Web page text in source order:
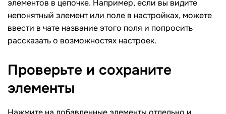
элементов в цепочке. Например, если вы видите
непонятный элемент или поле в настройках, можете
ввести в чате название этого поля и попросить
рассказать о возможностях настроек.
Проверьте и сохраните
элементы